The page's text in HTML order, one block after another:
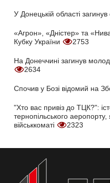
У Донецькій області
«Агрон», «Дністер» та
Кубку України
2753
На Донеччині загинув
2634
Спочив у Бозі відомий на
"Хто вас привіз до ТЦК?":
тернопільського
військкоматі
2323